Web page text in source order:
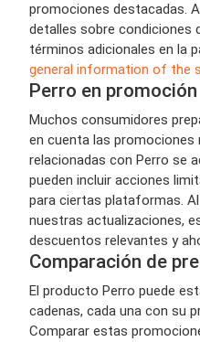
promociones destacadas.
detalles sobre condiciones
términos adicionales en la
general information of the
Perro en promoción
Muchos consumidores
en cuenta las
relacionadas con Perro se
pueden incluir acciones
para ciertas plataformas.
nuestras actualizaciones,
descuentos relevantes y
Comparación de
El producto Perro puede
cadenas, cada una con su
Comparar estas